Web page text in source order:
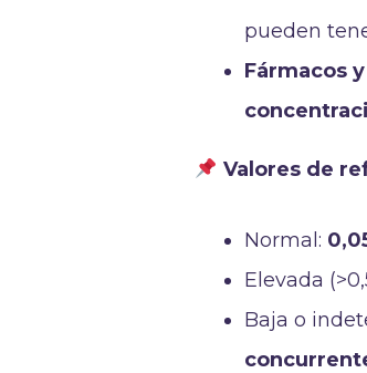
pueden
Fármacos
Valores de
Normal:
Elevada
Baja o